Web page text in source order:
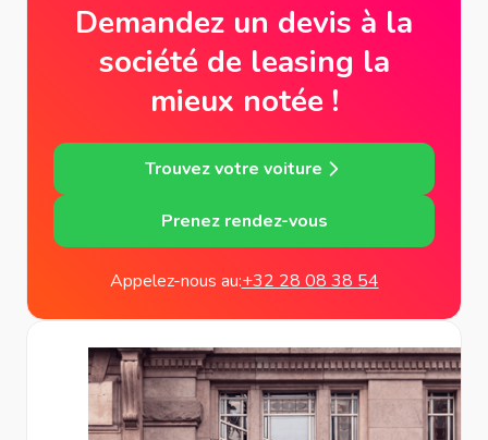
Demandez un devis à la
société de leasing la
mieux notée !
Trouvez votre voiture
Prenez rendez-vous
Appelez-nous au:+32 28 08 38 54